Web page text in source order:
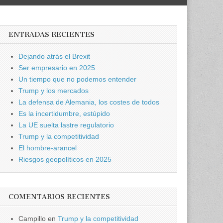
ENTRADAS RECIENTES
Dejando atrás el Brexit
Ser empresario en 2025
Un tiempo que no podemos entender
Trump y los mercados
La defensa de Alemania, los costes de todos
Es la incertidumbre, estúpido
La UE suelta lastre regulatorio
Trump y la competitividad
El hombre-arancel
Riesgos geopolíticos en 2025
COMENTARIOS RECIENTES
Campillo enTrump y la competitividad